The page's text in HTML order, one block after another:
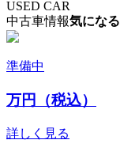
USED CAR
中古車情報気にな
準備中
万円（税込）
詳しく見る